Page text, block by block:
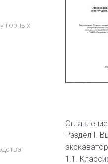
Оглавление
Раздел I.
1.1.
горных